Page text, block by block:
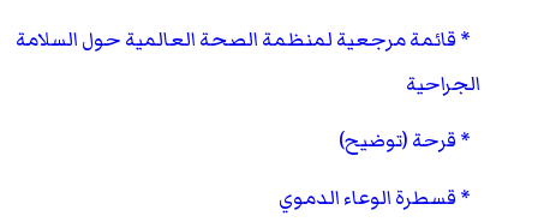
قائمة مرجعية لمنظمة الصحة العالمية حول السلامة
الجراحية
قرحة (توضيح)
قسطرة الوعاء الدموي